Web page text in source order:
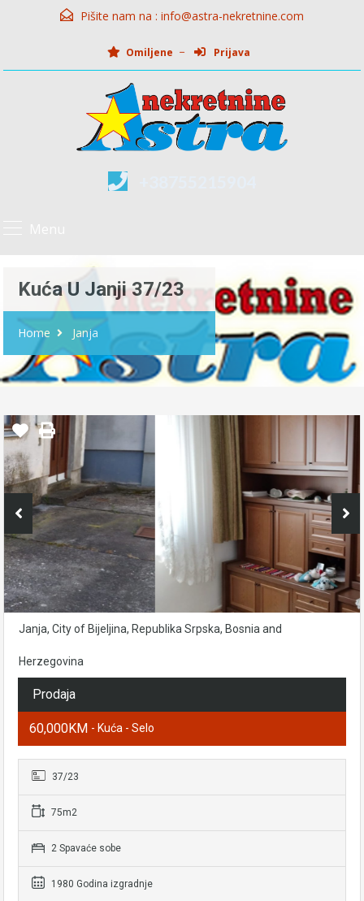
Pišite nam na : info@astra-nekretnine.com
Omiljene Prijava
Kuća U Janji 37/23
Home Janja
Janja, City of Bijeljina, Republika Srpska, Bosnia and
Herzegovina
Prodaja
60,000KM - Kuća - Selo
37/23
75m2
2 Spavaće sobe
1980 Godina izgradnje